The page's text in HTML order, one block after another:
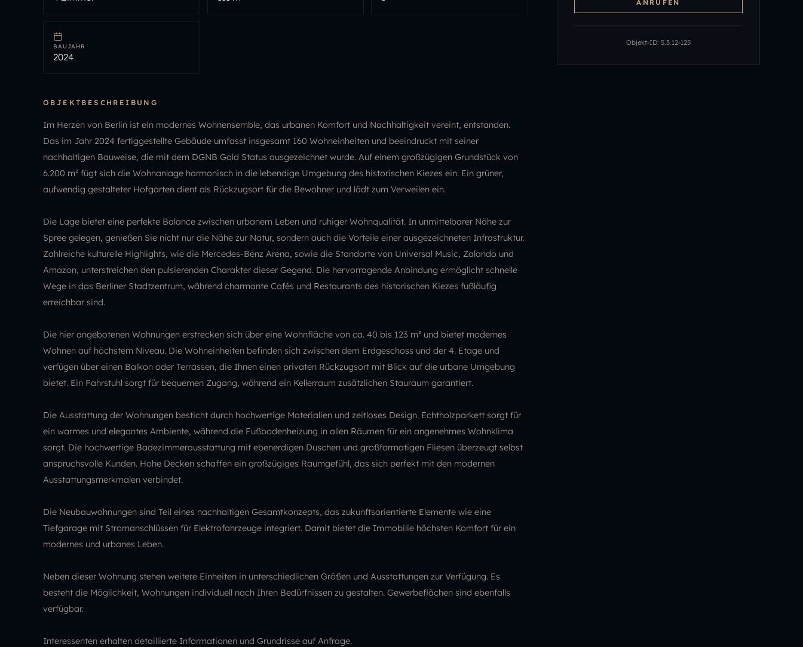
BAUJAHR
2024
OBJEKTBESCHREIBUNG
Im Herzen von Berlin ist ein modernes Wohnensemble, das urbanen Komfort und Nachhaltigkeit vereint, entstanden.
Das im Jahr 2024 fertiggestellte Gebäude umfasst insgesamt 160 Wohneinheiten und beeindruckt mit seiner
nachhaltigen Bauweise, die mit dem DGNB Gold Status ausgezeichnet wurde. Auf einem großzügigen Grundstück von
6.200 m² fügt sich die Wohnanlage harmonisch in die lebendige Umgebung des historischen Kiezes ein. Ein grüner,
aufwendig gestalteter Hofgarten dient als Rückzugsort für die Bewohner und lädt zum Verweilen ein.
Die Lage bietet eine perfekte Balance zwischen urbanem Leben und ruhiger Wohnqualität. In unmittelbarer Nähe zur
Spree gelegen, genießen Sie nicht nur die Nähe zur Natur, sondern auch die Vorteile einer ausgezeichneten Infrastruktur.
Zahlreiche kulturelle Highlights, wie die Mercedes-Benz Arena, sowie die Standorte von Universal Music, Zalando und
Amazon, unterstreichen den pulsierenden Charakter dieser Gegend. Die hervorragende Anbindung ermöglicht schnelle
Wege in das Berliner Stadtzentrum, während charmante Cafés und Restaurants des historischen Kiezes fußläufig
erreichbar sind.
Die hier angebotenen Wohnungen erstrecken sich über eine Wohnfläche von ca. 40 bis 123 m² und bietet modernes
Wohnen auf höchstem Niveau. Die Wohneinheiten befinden sich zwischen dem Erdgeschoss und der 4. Etage und
verfügen über einen Balkon oder Terrassen, die Ihnen einen privaten Rückzugsort mit Blick auf die urbane Umgebung
bietet. Ein Fahrstuhl sorgt für bequemen Zugang, während ein Kellerraum zusätzlichen Stauraum garantiert.
Die Ausstattung der Wohnungen besticht durch hochwertige Materialien und zeitloses Design. Echtholzparkett sorgt für
ein warmes und elegantes Ambiente, während die Fußbodenheizung in allen Räumen für ein angenehmes Wohnklima
sorgt. Die hochwertige Badezimmerausstattung mit ebenerdigen Duschen und großformatigen Fliesen überzeugt selbst
anspruchsvolle Kunden. Hohe Decken schaffen ein großzügiges Raumgefühl, das sich perfekt mit den modernen
Ausstattungsmerkmalen verbindet.
Die Neubauwohnungen sind Teil eines nachhaltigen Gesamtkonzepts, das zukunftsorientierte Elemente wie eine
Tiefgarage mit Stromanschlüssen für Elektrofahrzeuge integriert. Damit bietet die Immobilie höchsten Komfort für ein
modernes und urbanes Leben.
Neben dieser Wohnung stehen weitere Einheiten in unterschiedlichen Größen und Ausstattungen zur Verfügung. Es
besteht die Möglichkeit, Wohnungen individuell nach Ihren Bedürfnissen zu gestalten. Gewerbeflächen sind ebenfalls
verfügbar.
Interessenten erhalten detaillierte Informationen und Grundrisse auf Anfrage.
ANRUFEN
Objekt-ID: 5.3.12-125